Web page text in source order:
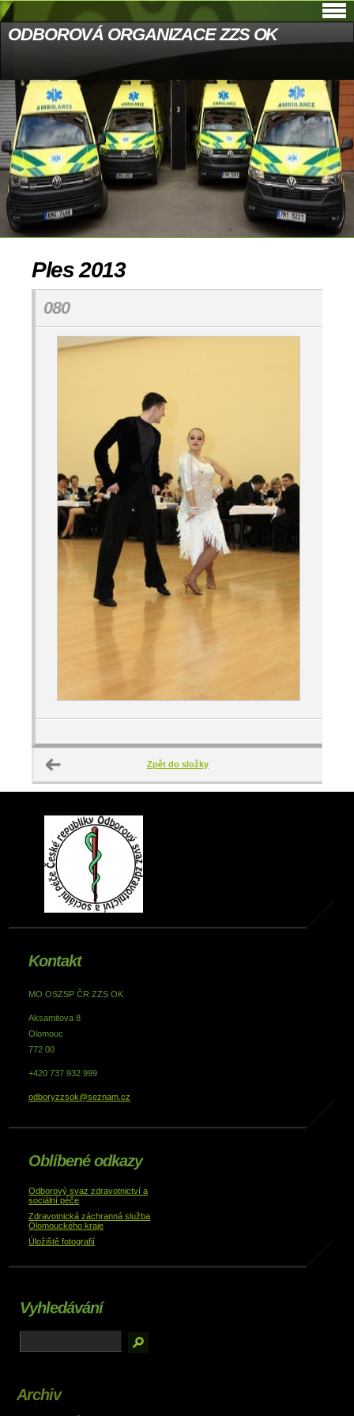
ODBOROVÁ ORGANIZACE ZZS OK
Ples 2013
080
Zpět do složky
Kontakt
MO OSZSP ČR ZZS OK
Aksamitova 8
Olomouc
772 00
+420 737 932 999
odboryzzsok@seznam.cz
Oblíbené odkazy
Odborový svaz zdravotnictví a
sociální péče
Zdravotnická záchranná služba
Olomouckého kraje
Úložiště fotografií
Vyhledávání
Archiv